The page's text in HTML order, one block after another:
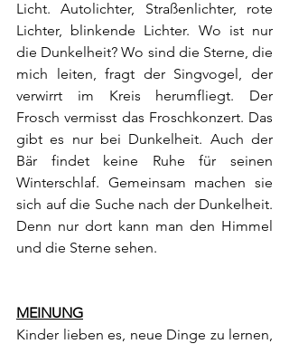
Licht. Autolichter, Straßenlichter, rote
Lichter, blinkende Lichter. Wo ist nur
die Dunkelheit? Wo sind die Sterne, die
mich leiten, fragt der Singvogel, der
verwirrt im Kreis herumfliegt. Der
Frosch vermisst das Froschkonzert. Das
gibt es nur bei Dunkelheit. Auch der
Bär findet keine Ruhe für seinen
Winterschlaf. Gemeinsam machen sie
sich auf die Suche nach der Dunkelheit.
Denn nur dort kann man den Himmel
und die Sterne sehen.
MEINUNG
Kinder lieben es, neue Dinge zu lernen,